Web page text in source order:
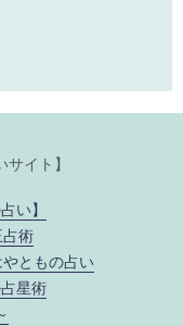
イト】
い】
術
ともの占い
星術